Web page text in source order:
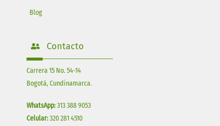
Blog
Contacto
Carrera 15 No. 54-14
Bogotá, Cundinamarca.
WhatsApp:313 388 9053
Celular:320 281 4510